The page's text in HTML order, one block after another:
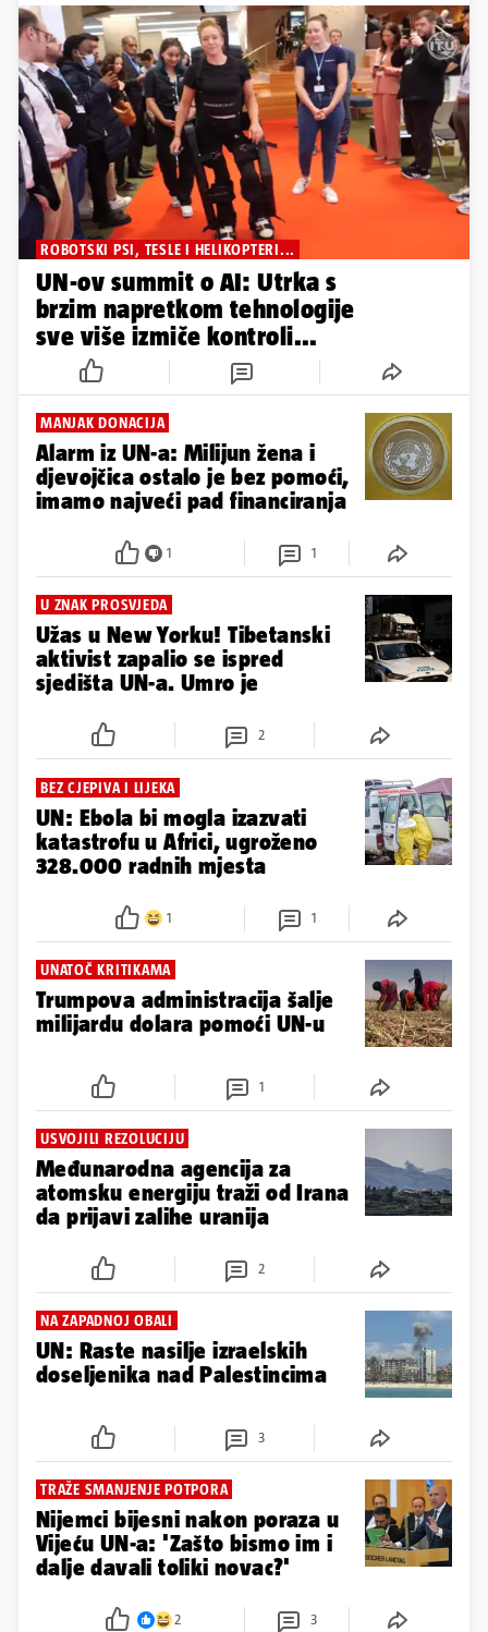
ROBOTSKI PSI, TESLE I HELIKOPTERI...
UN-ov summit o AI: Utrka s
brzim napretkom tehnologije
sve više izmiče kontroli...
MANJAK DONACIJA
Alarm iz UN-a: Milijun žena i
djevojčica ostalo je bez pomoći,
imamo najveći pad financiranja
1 1
U ZNAK PROSVJEDA
Užas u New Yorku! Tibetanski
aktivist zapalio se ispred
sjedišta UN-a. Umro je
2
BEZ CJEPIVA I LIJEKA
UN: Ebola bi mogla izazvati
katastrofu u Africi, ugroženo
328.000 radnih mjesta
1 1
UNATOČ KRITIKAMA
Trumpova administracija šalje
milijardu dolara pomoći UN-u
1
USVOJILI REZOLUCIJU
Međunarodna agencija za
atomsku energiju traži od Irana
da prijavi zalihe uranija
2
NA ZAPADNOJ OBALI
UN: Raste nasilje izraelskih
doseljenika nad Palestincima
3
TRAŽE SMANJENJE POTPORA
Nijemci bijesni nakon poraza u
Vijeću UN-a: 'Zašto bismo im i
dalje davali toliki novac?'
2 3